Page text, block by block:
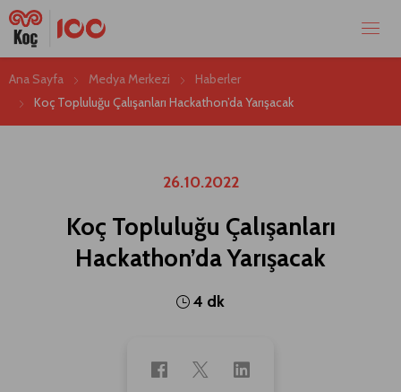
Ana Sayfa Medya Merkezi
Haberler
Koç Topluluğu Çalışanları Hackathon’da Yarışacak
26.10.2022
Koç Topluluğu Çalışanları
Hackathon’da Yarışacak
4 dk